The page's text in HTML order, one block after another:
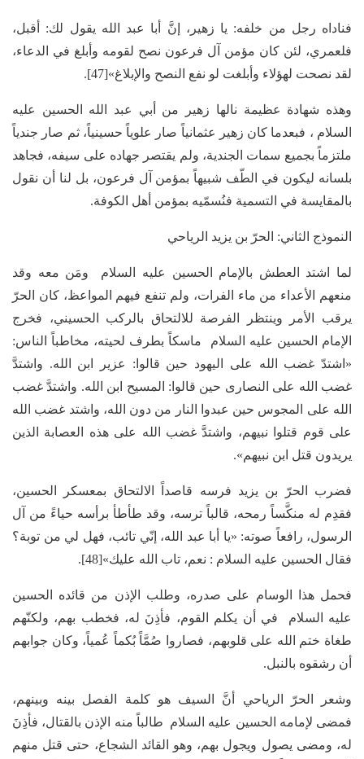
فناداه رجل من خلفه: يا زهير، إنَّ أبا عبد الله يقول لك: أقبل،
فلعمري، لئن كان مؤمن آل فرعون نصح لقومه وأبلغ في الدعاء،
لقد نصحت لهؤلاء وأبلغت لو نفع النصح والإبلاغ»[47].
وهذه شهادة عظيمة نالها زهير من أبي عبد الله الحسين عليه
السلام ، فبعدما كان زهير عثمانياً صار علوياً حسينياً، ثم صار جندياً
ملتزماً بجميع سمات الجندية، ولم يقتصر جهاده على سيفه، فجاهد
بلسانه ليكون في الطّف شبيهاً بمؤمن آل فرعون، بل لنا أن نقول
بالمقايسة في التسمية فنُسمّيه بمؤمن أهل الكوفة.
النموذج الثاني: الحرّ بن يزيد الرياحي
لما اشتد العطش بالإمام الحسين عليه السلام ومَن معه وقد
منعهم الأعداء من ماء الفرات، ولم تنفع فيهم المواعظ، كان الحرّ
يرقب الأمر وينتظر الفرصة للالتحاق بالركب الحسيني، فخرج
الإمام الحسين عليه السلام ماسكاً بطرف لحيته، مخاطباً الناس:
«اشتدّ غضب الله على اليهود حين قالوا: عزير ابن الله. واشتدَّ
غضب الله على النصارى حين قالوا: المسيح ابن الله. واشتدَّ غضب
الله على المجوس حين عبدوا النار من دون الله، واشتد غضب الله
على قوم قتلوا نبيهم، واشتدَّ غضب الله على هذه العصابة الذين
يريدون قتل ابن نبيهم».
فضرب الحرّ بن يزيد فرسه قاصداً الالتحاق بمعسكر الحسين،
فقدِم له منكَّساً رمحه، قالباً ترسه، وقد طأطأ برأسه حياءً من آل
الرسول، رافعاً صوته: «يا أبا عبد الله، إنّي تائب، فهل لي من توبة؟
فقال الحسين عليه السلام : نعم، تاب الله عليك»[48].
فحمل هذا الوسام على صدره، وطلب الإذن من قائده الحسين
عليه السلام في أن يكلم القوم، فأذِنَ له، فخطب بهم، ولكنّهم
طغاة ختم الله على قلوبهم، فصاروا صُمَّاً بُكماً عُمياً، وكان جوابهم
أن رشقوه بالنبل.
وشعر الحرّ الرياحي أنَّ السيف هو كلمة الفصل بينه وبينهم،
فمضى لإمامه الحسين عليه السلام طالباً منه الإذن بالقتال، فأذِنَ
له، ومضى يصول ويجول بهم، وهو القائد الشجاع، حتى قتل منهم